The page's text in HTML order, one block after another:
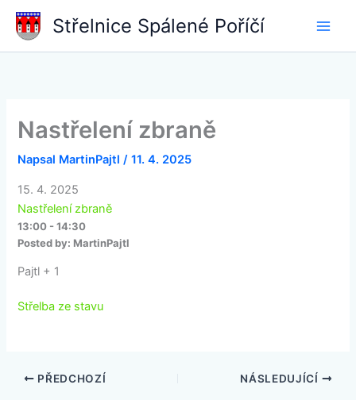
Přeskočit
Střelnice Spálené Poříčí
Nastřelení zbraně
Napsal MartinPajtl/11. 4. 2025
15. 4. 2025
Nastřelení zbraně
13:00 - 14:30
Posted by: MartinPajtl
Pajtl + 1
Střelba ze stavu
PŘEDCHOZÍ NÁSLEDUJÍCÍ